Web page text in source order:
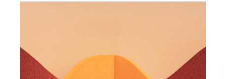
maniera discreta nello